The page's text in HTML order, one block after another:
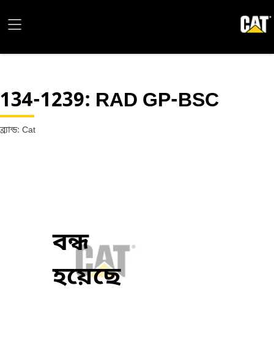
134-1239: RAD GP-BSC
ব্র্যান্ড: Cat
বন্ধ
হয়েছে